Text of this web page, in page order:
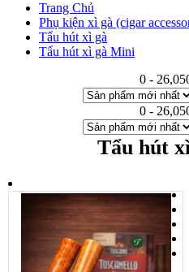
Trang Chủ
Phụ kiện xì gà (cigar
Tẩu hút xì gà
Tẩu hút xì gà Mini
0 -
0 -
Tẩu hút